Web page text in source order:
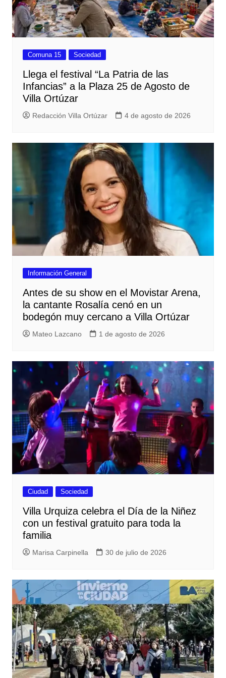
Comuna 15 Sociedad
Llega el festival “La Patria de las
Infancias” a la Plaza 25 de Agosto de
Villa Ortúzar
Redacción Villa Ortúzar 4 de agosto de 2026
Información General
Antes de su show en el Movistar Arena,
la cantante Rosalía cenó en un
bodegón muy cercano a Villa Ortúzar
Mateo Lazcano 1 de agosto de 2026
Ciudad Sociedad
Villa Urquiza celebra el Día de la Niñez
con un festival gratuito para toda la
familia
Marisa Carpinella 30 de julio de 2026